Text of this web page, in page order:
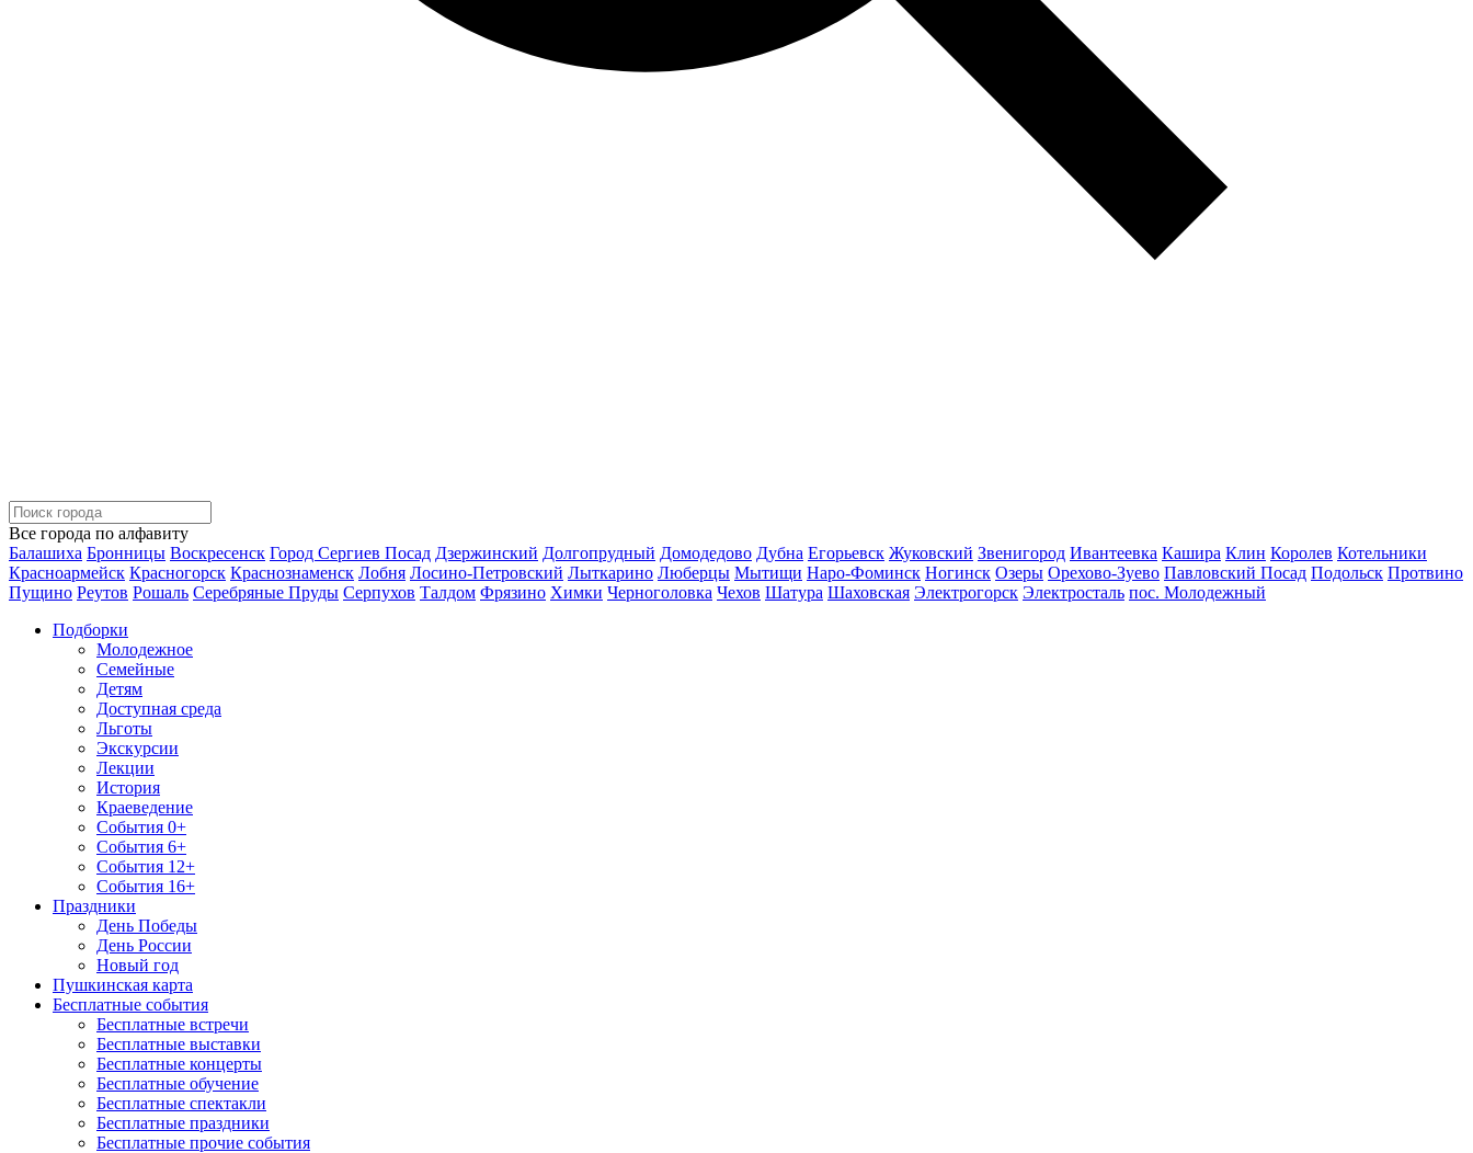
Все города по алфавиту
Балашиха Бронницы Воскресенск Город Сергиев Посад Дзержинский Долгопрудный Домодедово Дубна Егорьевск Жуковский Звенигород Ивантеевка Кашира Клин Королев Котельники
Красноармейск Красногорск Краснознаменск Лобня Лосино-Петровский Лыткарино Люберцы Мытищи Наро-Фоминск Ногинск Озеры Орехово-Зуево Павловский Посад Подольск Протвино
Пущино Реутов Рошаль Серебряные Пруды Серпухов Талдом Фрязино Химки Черноголовка Чехов Шатура Шаховская Электрогорск Электросталь пос. Молодежный
Подборки
Молодежное
Семейные
Детям
Доступная среда
Льготы
Экскурсии
Лекции
История
Краеведение
События 0+
События 6+
События 12+
События 16+
Праздники
День Победы
День России
Новый год
Пушкинская карта
Бесплатные события
Бесплатные встречи
Бесплатные выставки
Бесплатные концерты
Бесплатные обучение
Бесплатные спектакли
Бесплатные праздники
Бесплатные прочие события